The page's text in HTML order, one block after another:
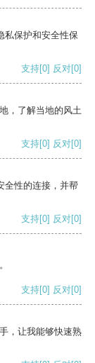
私保护和安全性保
支持[0] 反对[0]
，了解当地的风土
支持[0] 反对[0]
全性的连接，并帮
支持[0] 反对[0]
支持[0] 反对[0]
，让我能够快速熟